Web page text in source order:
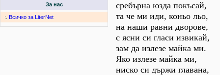
За нас
:. Всичко за LiterNet
сребърна юзда покъсай,
та че ми иди, коньо льо,
на наши равни дворове,
с ясни си гласи извикай,
зам да излезе майка ми.
Яко излезе майка ми,
ниско си държи главана,